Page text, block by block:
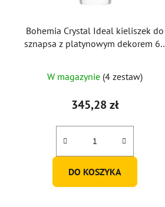
Bohemia Crystal Ideal kieliszek do
sznapsa z platynowym dekorem 60
W magazynie (4 zestaw)
345,28 zł
DO KOSZYKA